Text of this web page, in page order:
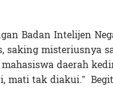
Badan Intelijen
misteriusnya
daerah
mati tak diakui.”